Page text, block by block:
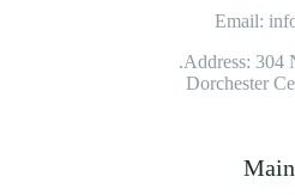
Email:
Address: 304
Dorchester